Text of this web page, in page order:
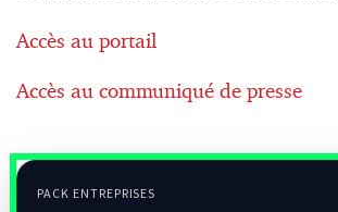
Accès au portail
Accès au communiqué de presse
PACK ENTREPRISES